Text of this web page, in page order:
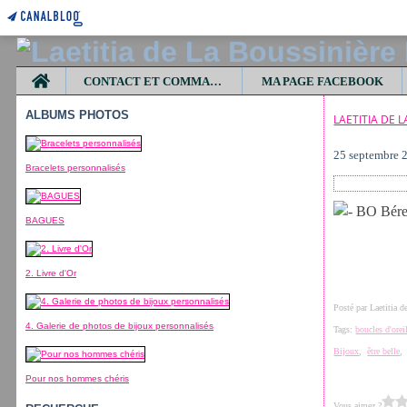
Home
CONTACT ET COMMANDES MA PAGE FACEBOOK
ALBUMS PHOTOS
Bracelets personnalisés
BAGUES
2. Livre d'Or
4. Galerie de photos de bijoux personnalisés
Pour nos hommes chéris
LAETITIA DE
25 septembre
Posté par Laetitia
Tags:boucles
Bijoux ,être belle